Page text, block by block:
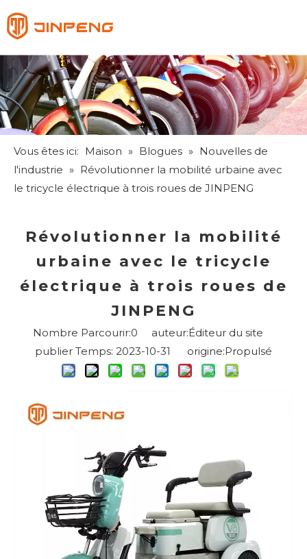
Pусский
Español
Vous êtes ici: Maison » Blogues » Nouvelles de
l'industrie » Révolutionner la mobilité urbaine avec
le tricycle électrique à trois roues de JINPENG
Révolutionner la mobilité
urbaine avec le tricycle
électrique à trois roues de
JINPENG
Nombre Parcourir:0 auteur:Éditeur du site
publier Temps: 2023-10-31 origine:Propulsé